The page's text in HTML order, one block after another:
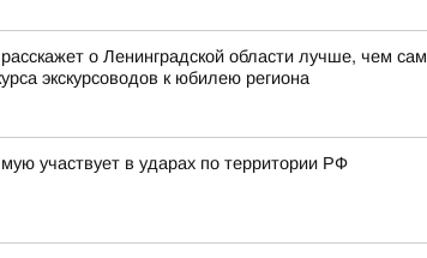
о Ленинградской области лучше, чем
экскурсоводов к юбилею региона
участвует в ударах по территории РФ